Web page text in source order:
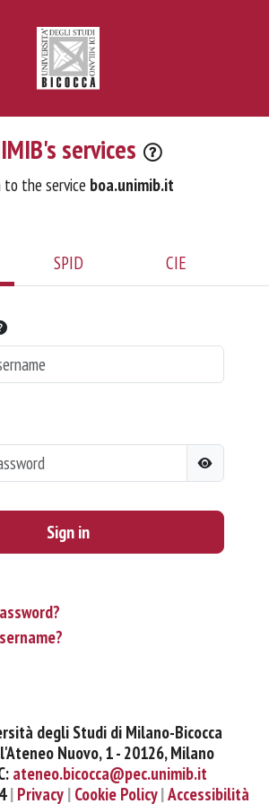
services
to the service boa.unimib.it
SPID CIE
Sign in
degli Studi di Milano-Bicocca
Nuovo, 1 - 20126, Milano
ateneo.bicocca@pec.unimib.it
Privacy Cookie Policy Accessibilità